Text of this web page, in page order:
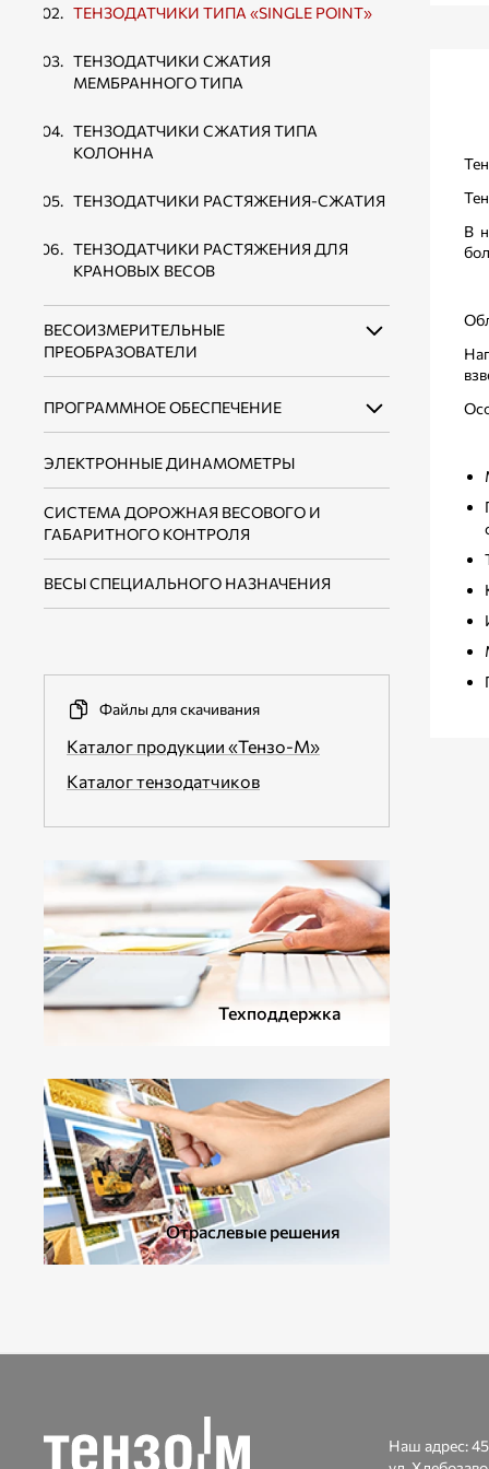
ВЕСОВЫЕ ДОЗАТОРЫ ДЛЯ ФАСОВКИ
КОНТЕЙНЕРЫ БИГ-БЭГ
КАРТОННЫЕ КОРОБКИ
ПЕРЕДВИЖНЫЕ
ТЕНЗОДАТЧИКИ ТИПА «SINGLE POINT»
ТЕНЗОДАТЧИКИ СЖАТИЯ
МЕМБРАННОГО ТИПА
ТЕНЗОДАТЧИКИ СЖАТИЯ ТИПА
КОЛОННА
ТЕНЗОДАТЧИКИ РАСТЯЖЕНИЯ-СЖАТИЯ
ТЕНЗОДАТЧИКИ РАСТЯЖЕНИЯ ДЛЯ
КРАНОВЫХ ВЕСОВ
ВЕСОИЗМЕРИТЕЛЬНЫЕ
ПРЕОБРАЗОВАТЕЛИ
ВЕСОИЗМЕРИТЕЛЬНЫЕ
ПРЕОБРАЗОВАТЕЛИ ДЛЯ СТАТИЧЕСКИХ
ПРЕОБРАЗОВАТЕЛИ-КОНТРОЛЛЕРЫ
ПРЕОБРАЗОВАТЕЛИ
ПРЕОБРАЗОВАТЕЛИ ДЛЯ
ДИНАМИЧЕСКИХ ИЗМЕРЕНИЙ
ВЫНОСНЫЕ ТАБЛО
ДОПОЛНИТЕЛЬНОЕ ОБОРУДОВАНИЕ
ПРОГРАММНОЕ ОБЕСПЕЧЕНИЕ
ПО ДЛЯ ЭЛЕКТРОННЫХ ВЕСОВ И
ДОЗАТОРОВ
ПО ДЛЯ ИНТЕГРАЦИИ В СИСТЕМЫ
УЧЕТА И АСУ ТП
ЭЛЕКТРОННЫЕ ДИНАМОМЕТРЫ
СИСТЕМА ДОРОЖНАЯ ВЕСОВОГО И
ГАБАРИТНОГО КОНТРОЛЯ
ВЕСЫ СПЕЦИАЛЬНОГО НАЗНАЧЕНИЯ
Файлы для скачивания
Каталог продукции «Тензо-М»
Каталог тензодатчиков
Техподдержка
Отраслевые решения
В
Наш адрес: